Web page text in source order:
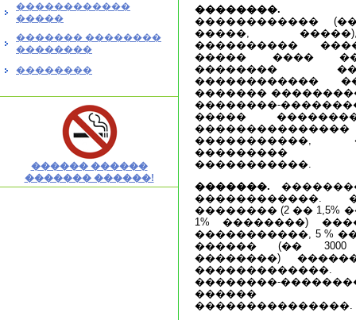
������������
�����
������� ��������
��������
��������
������ ������
������� ������!
��������.
������������
�����,
����������
����� ����
��������
������������
�������
��������-
�����
�����������,
���������
�����������.
�������.
������������.
�������� (2 �� 1,5%
1% ��������)
�����������, 5 %
������ (��
��������)
��������-
������
���������������.